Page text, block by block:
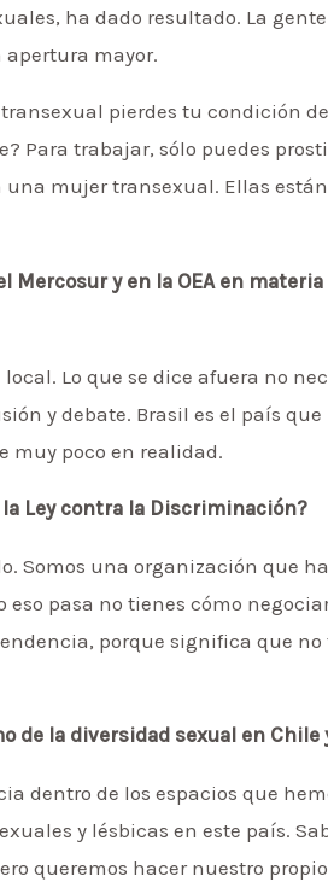
ha dado resultado. La
mayor.
pierdes tu condición
Para trabajar, sólo puedes
mujer transexual. Ellas
y en la OEA en
Lo que se dice afuera no
y debate. Brasil es el país
muy poco en realidad.
Ley contra la Discriminación?
Somos una organización que
pasa no tienes cómo
porque significa que no
de la diversidad sexual en Chile
dentro de los espacios que
y lésbicas en este país.
queremos hacer nuestro